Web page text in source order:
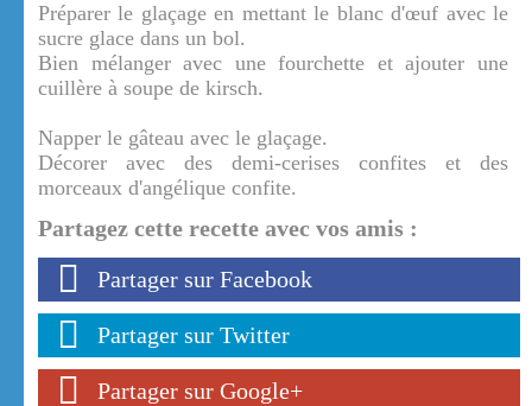
Préparer le glaçage en mettant le blanc d'œuf avec le
sucre glace dans un bol.
Bien mélanger avec une fourchette et ajouter une
cuillère à soupe de kirsch.
Napper le gâteau avec le glaçage.
Décorer avec des demi-cerises confites et des
morceaux d'angélique confite.
Partagez cette recette avec vos amis :
Partager sur Facebook
Partager sur Twitter
Partager sur Google+